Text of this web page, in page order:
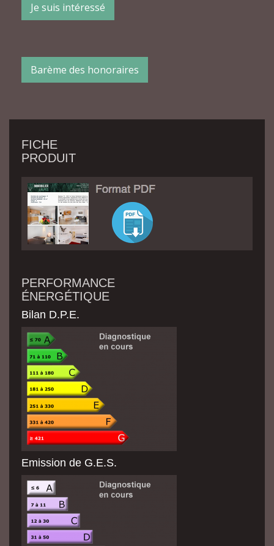
Je suis intéressé
Barème des honoraires
FICHE
PRODUIT
PERFORMANCE
ÉNERGÉTIQUE
Bilan D.P.E.
Emission de G.E.S.